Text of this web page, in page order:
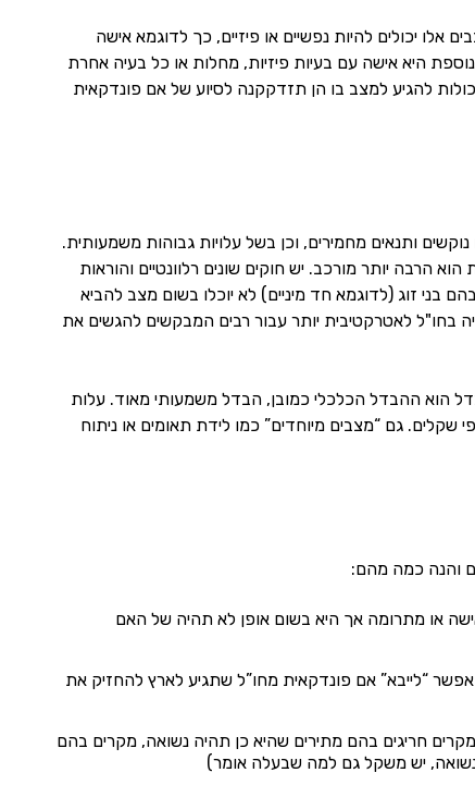
יכולים להיות נפשיים או פיזיים, כך לדוגמא אישה
היא אישה עם בעיות פיזיות, מחלות או כל בעיה אחרת
להגיע למצב בו הן תזדקקנה לסיוע של אם פונדקאית
ותנאים מחמירים, וכן בשל עלויות גבוהות משמעותית.
הרבה יותר מורכב. יש חוקים שונים רלוונטיים והוראות
בני זוג (לדוגמא חד מיניים) לא יוכלו בשום מצב להביא
בחו"ל לאטרקטיבית יותר עבור רבים המבקשים להגשים את
הוא ההבדל הכלכלי כמובן, הבדל משמעותי מאוד. עלות
כמובן בעשרות ומאות אלפי שקלים. גם “מצבים מיוחדים” כמו לידת תאומים או ניתוח
והנה כמה מהם:
או מתרומה אך היא בשום אופן לא תהיה של האם
“לייבא” אם פונדקאית מחו”ל שתגיע לארץ להחזיק את
חריגים בהם מתירים שהיא כן תהיה נשואה, מקרים בהם
יש משקל גם למה שבעלה אומר)